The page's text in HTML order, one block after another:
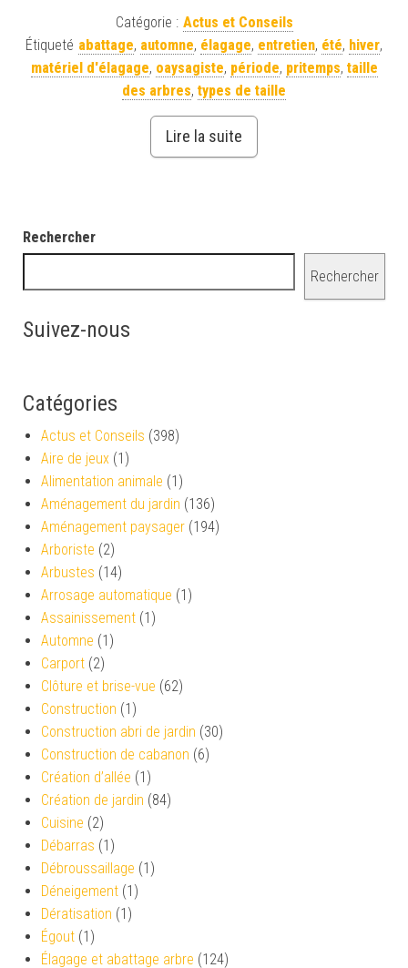
Catégorie : Actus et Conseils
Étiqueté abattage, automne, élagage, entretien, été, hiver,
matériel d'élagage, oaysagiste, période, pritemps, taille
des arbres, types de taille
Lire la suite
Rechercher
Rechercher
Suivez-nous
Catégories
Actus et Conseils (398)
Aire de jeux (1)
Alimentation animale (1)
Aménagement du jardin (136)
Aménagement paysager (194)
Arboriste (2)
Arbustes (14)
Arrosage automatique (1)
Assainissement (1)
Automne (1)
Carport (2)
Clôture et brise-vue (62)
Construction (1)
Construction abri de jardin (30)
Construction de cabanon (6)
Création d’allée (1)
Création de jardin (84)
Cuisine (2)
Débarras (1)
Débroussaillage (1)
Déneigement (1)
Dératisation (1)
Égout (1)
Élagage et abattage arbre (124)